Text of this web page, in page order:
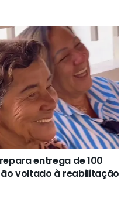
entrega de 100
voltado à reabilitação